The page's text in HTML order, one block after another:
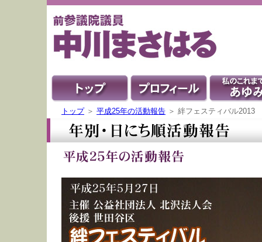
トップ＞ 平成25年の活動報告 ＞ 絆フェスティバル